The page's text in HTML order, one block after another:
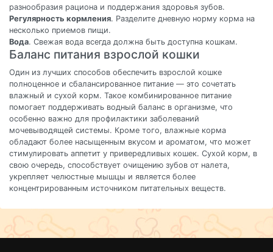
разнообразия рациона и поддержания здоровья зубов.
Регулярность кормления. Разделите дневную норму корма на
несколько приемов пищи.
Вода. Свежая вода всегда должна быть доступна кошкам.
Баланс питания взрослой кошки
Один из лучших способов обеспечить взрослой кошке
полноценное и сбалансированное питание — это сочетать
влажный и сухой корм. Такое комбинированное питание
помогает поддерживать водный баланс в организме, что
особенно важно для профилактики заболеваний
мочевыводящей системы. Кроме того, влажные корма
обладают более насыщенным вкусом и ароматом, что может
стимулировать аппетит у привередливых кошек. Сухой корм, в
свою очередь, способствует очищению зубов от налета,
укрепляет челюстные мышцы и является более
концентрированным источником питательных веществ.